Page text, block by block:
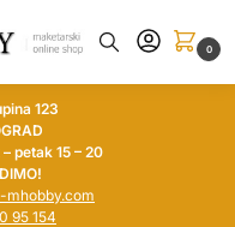
0
123
petak 15 – 20
mhobby.com
95 154